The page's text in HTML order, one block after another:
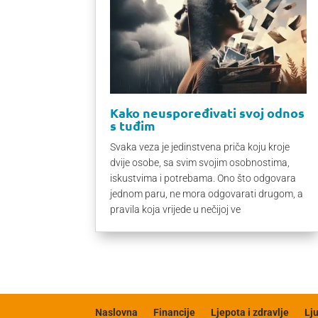
Kako neuspoređivati svoj odnos
s tuđim
Svaka veza je jedinstvena priča koju kroje
dvije osobe, sa svim svojim osobnostima,
iskustvima i potrebama. Ono što odgovara
jednom paru, ne mora odgovarati drugom, a
pravila koja vrijede u nečijoj ve
Naslovna Financije Ljepota i zdravlje